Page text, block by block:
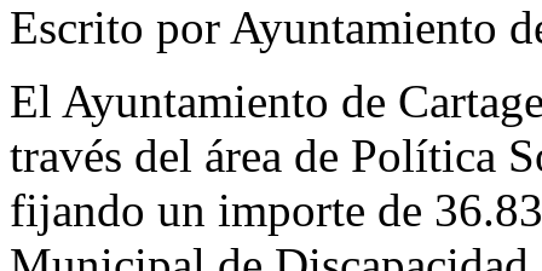
Escrito por Ayuntamiento
El Ayuntamiento de
través del área de Política
fijando un importe de